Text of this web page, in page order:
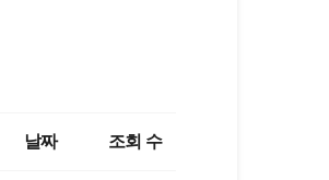
날짜 조회 수